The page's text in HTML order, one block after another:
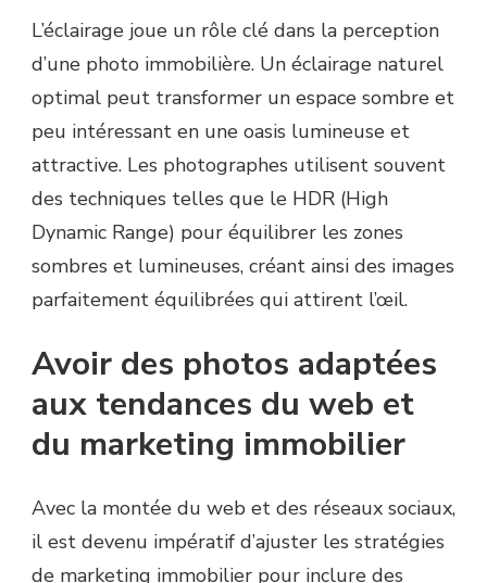
L’éclairage joue un rôle clé dans la perception
d’une photo immobilière. Un éclairage naturel
optimal peut transformer un espace sombre et
peu intéressant en une oasis lumineuse et
attractive. Les photographes utilisent souvent
des techniques telles que le HDR (High
Dynamic Range) pour équilibrer les zones
sombres et lumineuses, créant ainsi des images
parfaitement équilibrées qui attirent l’œil.
Avoir des photos adaptées
aux tendances du web et
du marketing immobilier
Avec la montée du web et des réseaux sociaux,
il est devenu impératif d’ajuster les stratégies
de marketing immobilier pour inclure des